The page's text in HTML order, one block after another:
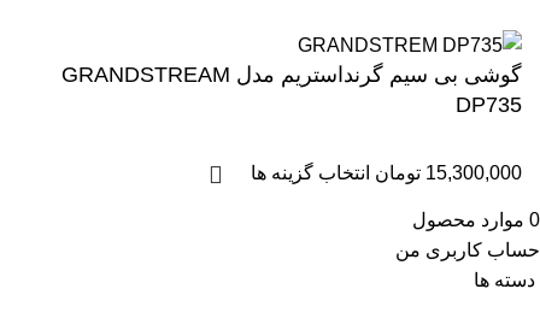
گوشی بی سیم گرنداستریم مدل GRANDSTREAM
DP735
15,300,000 تومان انتخاب گزینه ها
0 موارد محصول
حساب کاربری من
دسته ها